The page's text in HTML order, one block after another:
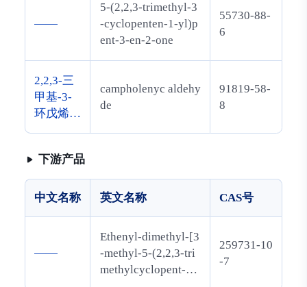
——
5-(2,2,3-trimethyl-3
-cyclopenten-1-yl)p
ent-3-en-2-one
55730-88-
6
2,2,3-三
甲基-3-
环戊烯-1
campholenyc aldehy
de
91819-58-
8
下游产品
中文名称 英文名称 CAS号
——
Ethenyl-dimethyl-[3
-methyl-5-(2,2,3-tri
methylcyclopent-3-
259731-10
-7